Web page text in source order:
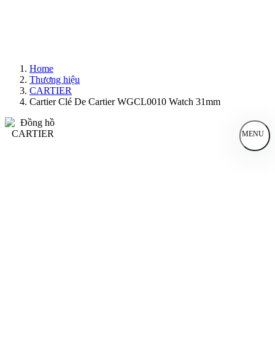
Home
Thương hiệu
CARTIER
Cartier Clé De Cartier WGCL0010 Watch 31mm
MENU